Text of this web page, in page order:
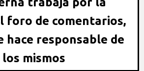
foro de comentarios,
hace responsable de
los mismos